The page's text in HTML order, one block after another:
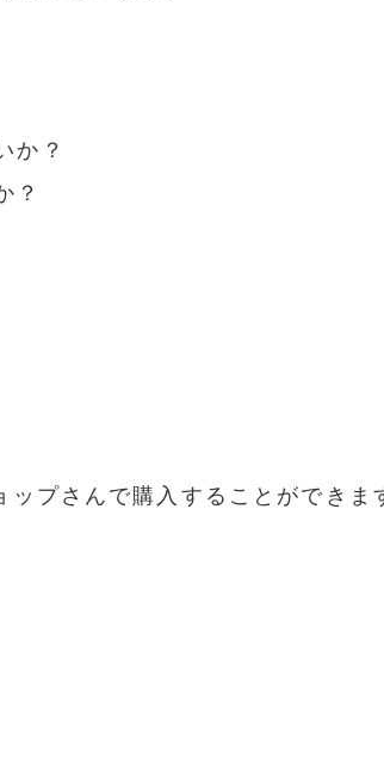
か？
？
プさんで購入することができま